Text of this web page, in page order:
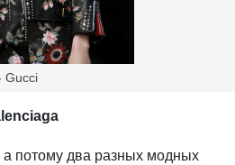
Gucci
а потому два разных модных